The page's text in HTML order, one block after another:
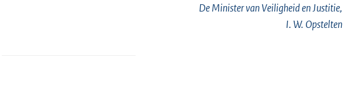
De Minister van Veiligheid en Justitie,
I. W. Opstelten